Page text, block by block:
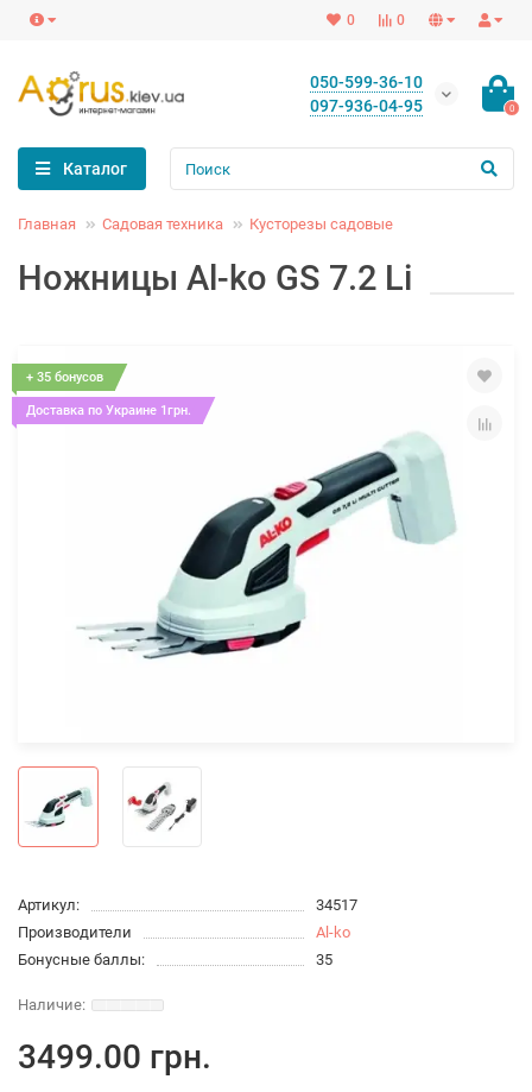
0
0
050-599-36-10
097-936-04-95
0
Каталог
Главная Садовая техника Кусторезы садовые
Ножницы Al-ko GS 7.2 Li
+ 35 бонусов
Доставка по Украине 1грн.
Артикул:
34517
Производители
Al-ko
Бонусные баллы:
35
3499.00 грн.